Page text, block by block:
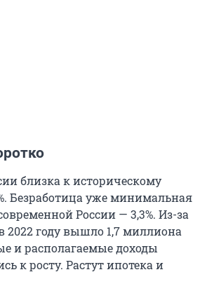
близка к историческому
Безработица уже минимальная
России — 3,3%. Из-за
2022 году вышло 1,7 миллиона
и располагаемые доходы
к росту. Растут ипотека и